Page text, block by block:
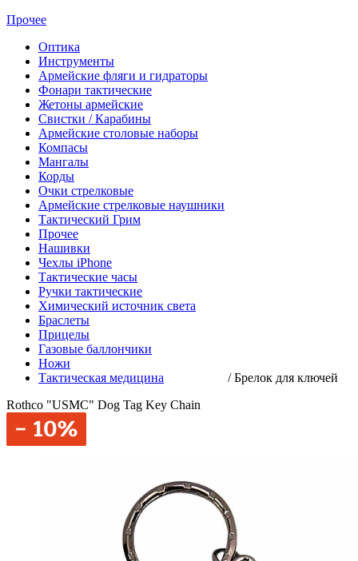
Прочее
Оптика
Инструменты
Армейские фляги и гидраторы
Фонари тактические
Жетоны армейские
Свистки / Карабины
Армейские столовые наборы
Компасы
Мангалы
Корды
Очки стрелковые
Армейские стрелковые наушники
Тактический Грим
Прочее
Нашивки
Чехлы iPhone
Тактические часы
Ручки тактические
Химический источник света
Браслеты
Прицелы
Газовые баллончики
Ножи
Тактическая медицина
/Брелок для ключей
Rothco "USMC" Dog Tag Key Chain